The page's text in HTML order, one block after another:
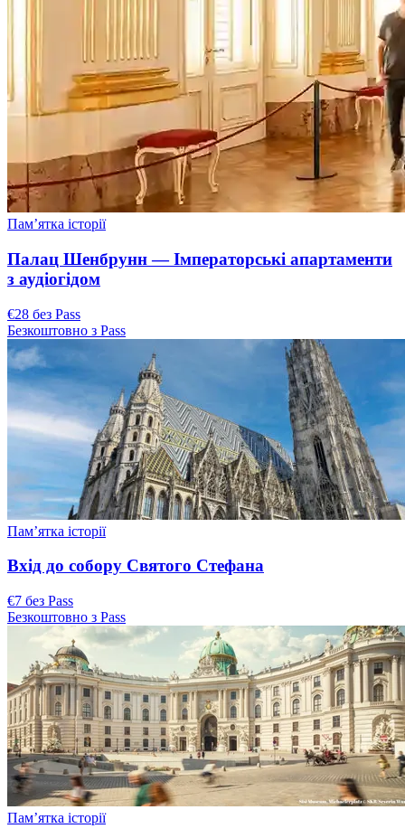
Пам’ятка історії
Палац Шенбрунн — Імператорські апартаменти
з аудіогідом
€28 без Pass
Безкоштовно з Pass
Пам’ятка історії
Вхід до собору Святого Стефана
€7 без Pass
Безкоштовно з Pass
Пам’ятка історії